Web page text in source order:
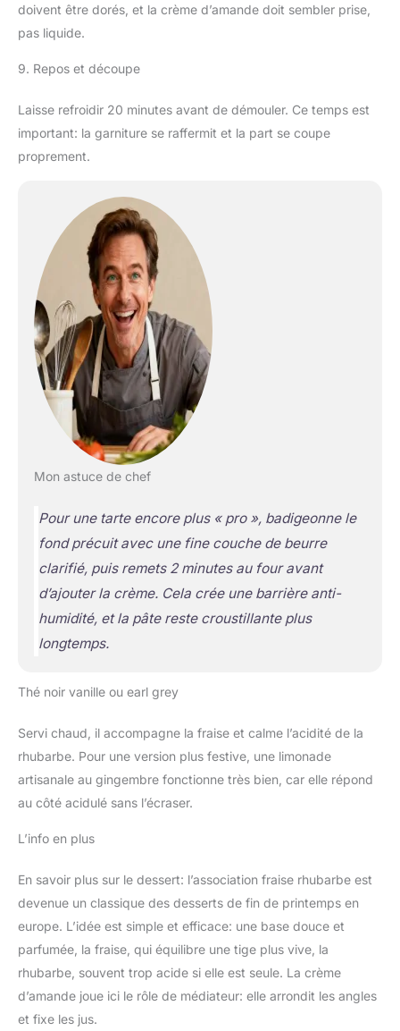
doivent être dorés, et la crème d’amande doit sembler prise,
pas liquide.
9. Repos et découpe
Laisse refroidir 20 minutes avant de démouler. Ce temps est
important: la garniture se raffermit et la part se coupe
proprement.
Mon astuce de chef
Pour une tarte encore plus « pro », badigeonne le
fond précuit avec une fine couche de beurre
clarifié, puis remets 2 minutes au four avant
d’ajouter la crème. Cela crée une barrière anti-
humidité, et la pâte reste croustillante plus
longtemps.
Thé noir vanille ou earl grey
Servi chaud, il accompagne la fraise et calme l’acidité de la
rhubarbe. Pour une version plus festive, une limonade
artisanale au gingembre fonctionne très bien, car elle répond
au côté acidulé sans l’écraser.
L’info en plus
En savoir plus sur le dessert: l’association fraise rhubarbe est
devenue un classique des desserts de fin de printemps en
europe. L’idée est simple et efficace: une base douce et
parfumée, la fraise, qui équilibre une tige plus vive, la
rhubarbe, souvent trop acide si elle est seule. La crème
d’amande joue ici le rôle de médiateur: elle arrondit les angles
et fixe les jus.